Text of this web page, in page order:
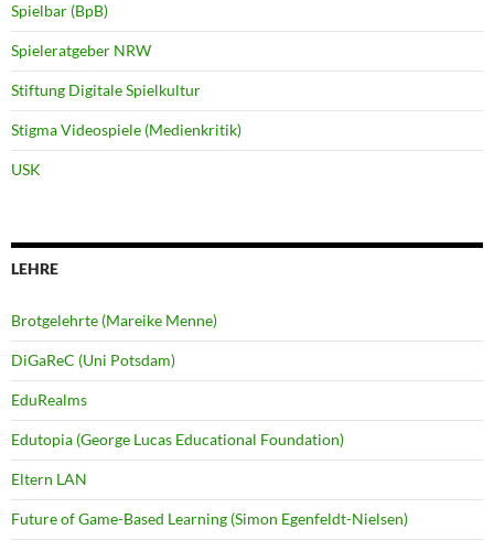
Spielbar (BpB)
Spieleratgeber NRW
Stiftung Digitale Spielkultur
Stigma Videospiele (Medienkritik)
USK
LEHRE
Brotgelehrte (Mareike Menne)
DiGaReC (Uni Potsdam)
EduRealms
Edutopia (George Lucas Educational Foundation)
Eltern LAN
Future of Game-Based Learning (Simon Egenfeldt-Nielsen)